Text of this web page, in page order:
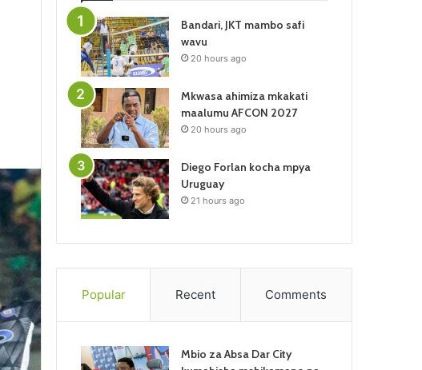
Bandari, JKT mambo safi
wavu
20 hours ago
Mkwasa ahimiza mkakati
maalumu AFCON 2027
20 hours ago
Diego Forlan kocha mpya
Uruguay
21 hours ago
Popular Recent Comments
Mbio za Absa Dar City